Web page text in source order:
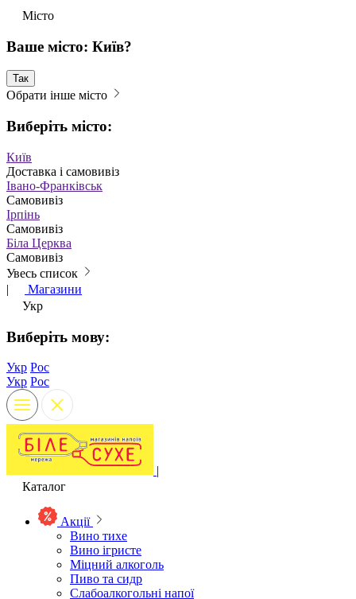
Місто
Ваше місто: Київ?
Так
Обрати інше місто
Виберіть місто:
Київ
Доставка і самовивіз
Івано-Франківськ
Самовивіз
Ірпінь
Самовивіз
Біла Церква
Самовивіз
Увесь список
|
Магазини
Укр
Виберіть мову:
Укр Рос
Укр Рос
|
Каталог
Акції
Вино тихе
Вино ігристе
Міцний алкоголь
Пиво та сидр
Слабоалкогольні напої